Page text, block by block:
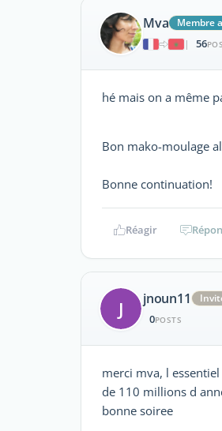
Mva
Membre
|
56
hé mais on a même
Bon mako-moulage
Bonne continuation!
Réagir
J jnoun11
0POSTS
merci mva, l
de 110 millions d
bonne soiree